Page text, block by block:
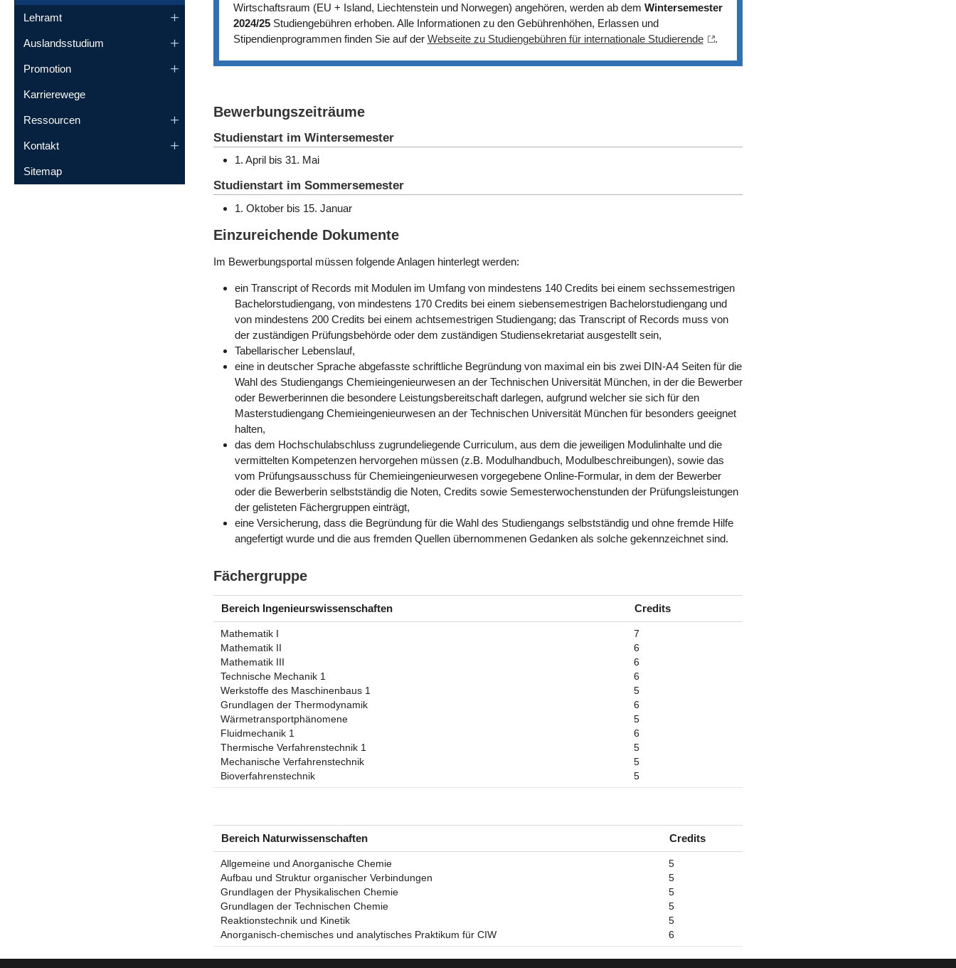
Lehramt
Auslandsstudium
Promotion
Karrierewege
Ressourcen
Kontakt
Sitemap
Wirtschaftsraum (EU + Island, Liechtenstein und Norwegen) angehören, werden ab dem Wintersemester
2024/25Studiengebühren erhoben. Alle Informationen zu den Gebührenhöhen, Erlassen und
Stipendienprogrammen finden Sie auf der Webseite zu Studiengebühren für internationale Studierende .
Bewerbungszeiträume
Studienstart im Wintersemester
1. April bis 31. Mai
Studienstart im Sommersemester
1. Oktober bis 15. Januar
Einzureichende Dokumente
Im Bewerbungsportal müssen folgende Anlagen hinterlegt werden:
ein Transcript of Records mit Modulen im Umfang von mindestens 140 Credits bei einem sechssemestrigen
Bachelorstudiengang, von mindestens 170 Credits bei einem siebensemestrigen Bachelorstudiengang und
von mindestens 200 Credits bei einem achtsemestrigen Studiengang; das Transcript of Records muss von
der zuständigen Prüfungsbehörde oder dem zuständigen Studiensekretariat ausgestellt sein,
Tabellarischer Lebenslauf,
eine in deutscher Sprache abgefasste schriftliche Begründung von maximal ein bis zwei DIN-A4 Seiten für die
Wahl des Studiengangs Chemieingenieurwesen an der Technischen Universität München, in der die Bewerber
oder Bewerberinnen die besondere Leistungsbereitschaft darlegen, aufgrund welcher sie sich für den
Masterstudiengang Chemieingenieurwesen an der Technischen Universität München für besonders geeignet
halten,
das dem Hochschulabschluss zugrundeliegende Curriculum, aus dem die jeweiligen Modulinhalte und die
vermittelten Kompetenzen hervorgehen müssen (z.B. Modulhandbuch, Modulbeschreibungen), sowie das
vom Prüfungsausschuss für Chemieingenieurwesen vorgegebene Online-Formular, in dem der Bewerber
oder die Bewerberin selbstständig die Noten, Credits sowie Semesterwochenstunden der Prüfungsleistungen
der gelisteten Fächergruppen einträgt,
eine Versicherung, dass die Begründung für die Wahl des Studiengangs selbstständig und ohne fremde Hilfe
angefertigt wurde und die aus fremden Quellen übernommenen Gedanken als solche gekennzeichnet sind.
Fächergruppe
Bereich Ingenieurswissenschaften Credits
Mathematik I
Mathematik II
Mathematik III
Technische Mechanik 1
Werkstoffe des Maschinenbaus 1
Grundlagen der Thermodynamik
Wärmetransportphänomene
Fluidmechanik 1
Thermische Verfahrenstechnik 1
Mechanische Verfahrenstechnik
Bioverfahrenstechnik
7
6
6
6
5
6
5
6
5
5
5
Bereich Naturwissenschaften Credits
Allgemeine und Anorganische Chemie
Aufbau und Struktur organischer Verbindungen
Grundlagen der Physikalischen Chemie
Grundlagen der Technischen Chemie
Reaktionstechnik und Kinetik
Anorganisch-chemisches und analytisches Praktikum für CIW
5
5
5
5
5
6